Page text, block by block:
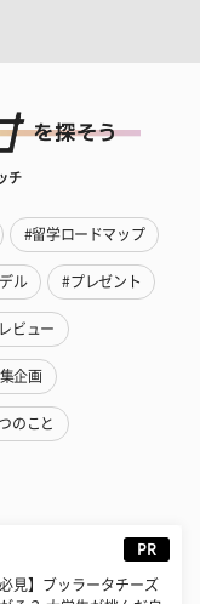
チ
#留学ロードマップ
ル #プレゼント
ビュー
企画
のこと
PR
見】ブッラータチーズ